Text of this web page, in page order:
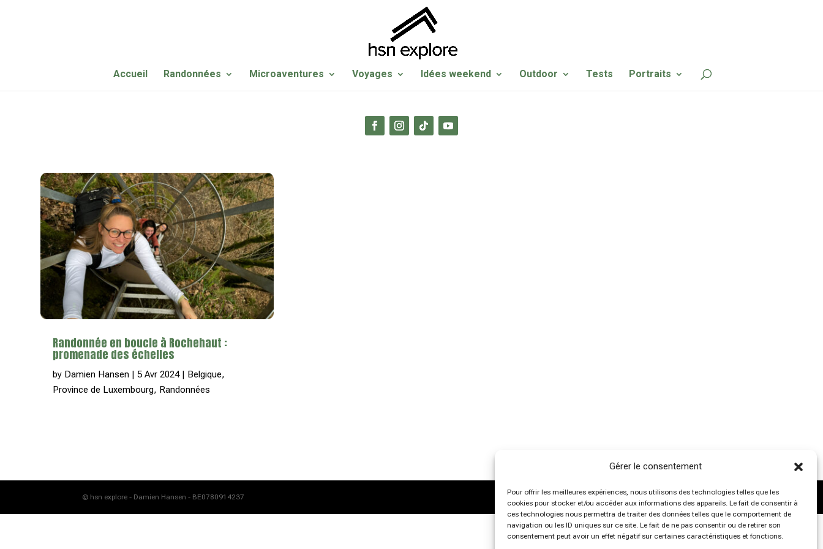
Gérer le consentement
Pour offrir les meilleures expériences, nous utilisons des technologies telles que les
cookies pour stocker et/ou accéder aux informations des appareils. Le fait de consentir à
ces technologies nous permettra de traiter des données telles que le comportement de
navigation ou les ID uniques sur ce site. Le fait de ne pas consentir ou de retirer son
consentement peut avoir un effet négatif sur certaines caractéristiques et fonctions.
Accueil Randonnées Microaventures Voyages Idées weekend Outdoor Tests Portraits
Randonnée en boucle à Rochehaut :
promenade des échelles
by Damien Hansen |5 Avr 2024| Belgique,
Province de Luxembourg, Randonnées
© hsn explore - Damien Hansen - BE0780914237